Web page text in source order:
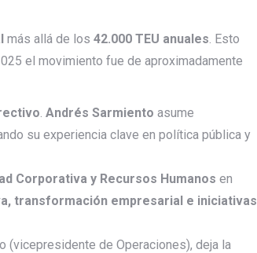
más allá de los 42.000 TEU anuales . Esto
el movimiento fue de aproximadamente
Andrés Sarmiento asume
su experiencia clave en política pública y
Corporativa y Recursos Humanos en
transformación empresarial e iniciativas
(vicepresidente de Operaciones), deja la